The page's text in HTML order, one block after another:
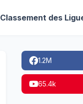
Classement des
1.2M
65.4k